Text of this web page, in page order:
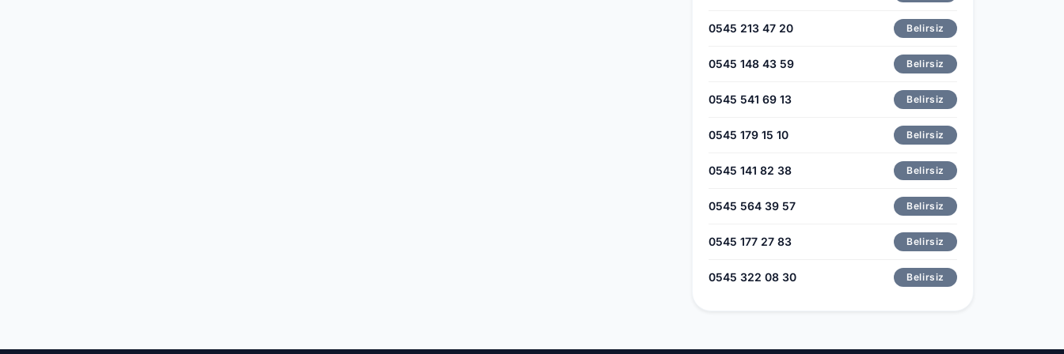
0545 213 47 20 Belirsiz
0545 148 43 59 Belirsiz
0545 541 69 13 Belirsiz
0545 179 15 10 Belirsiz
0545 141 82 38 Belirsiz
0545 564 39 57 Belirsiz
0545 177 27 83 Belirsiz
0545 322 08 30 Belirsiz